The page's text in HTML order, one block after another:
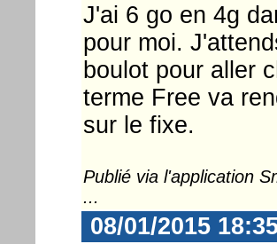
J'ai 6 go en 4g
pour moi.
boulot pour aller
terme Free va
sur le fixe.
Publié via l'application
...
08/01/2015